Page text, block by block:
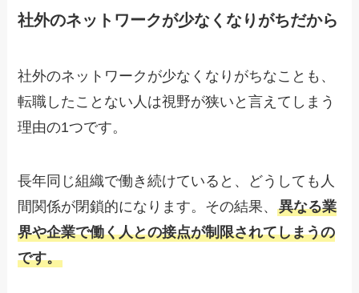
社外のネットワークが少なくなりがちだから
社外のネットワークが少なくなりがちなことも、
転職したことない人は視野が狭いと言えてしまう
理由の1つです。
長年同じ組織で働き続けていると、どうしても人
間関係が閉鎖的になります。その結果、異なる業
界や企業で働く人との接点が制限されてしまうの
です。